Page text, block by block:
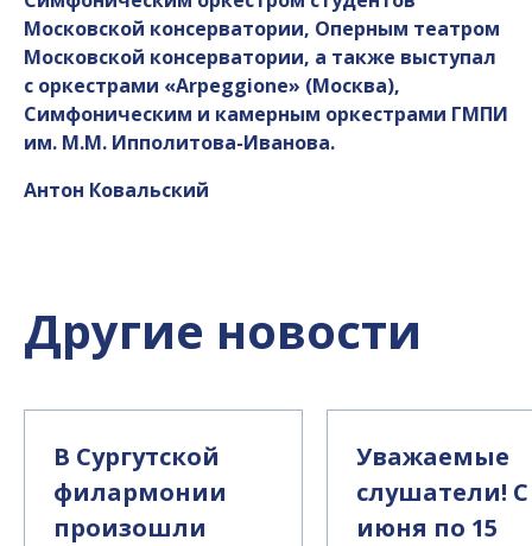
Московской консерватории, Оперным театром
Московской консерватории, а также выступал
с оркестрами «Arpeggione» (Москва),
Симфоническим и камерным оркестрами ГМПИ
им. М.М. Ипполитова-Иванова.
Антон Ковальский
Другие новости
В Сургутской
филармонии
произошли
Уважаемые
слушатели! С
июня по 15